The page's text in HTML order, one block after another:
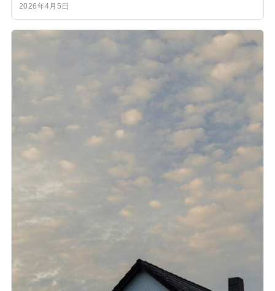
2026年4月5日